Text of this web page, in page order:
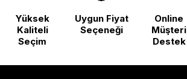
Yüksek
Kaliteli
Seçim
Uygun Fiyat
Seçeneği
Online
Müşteri
Destek